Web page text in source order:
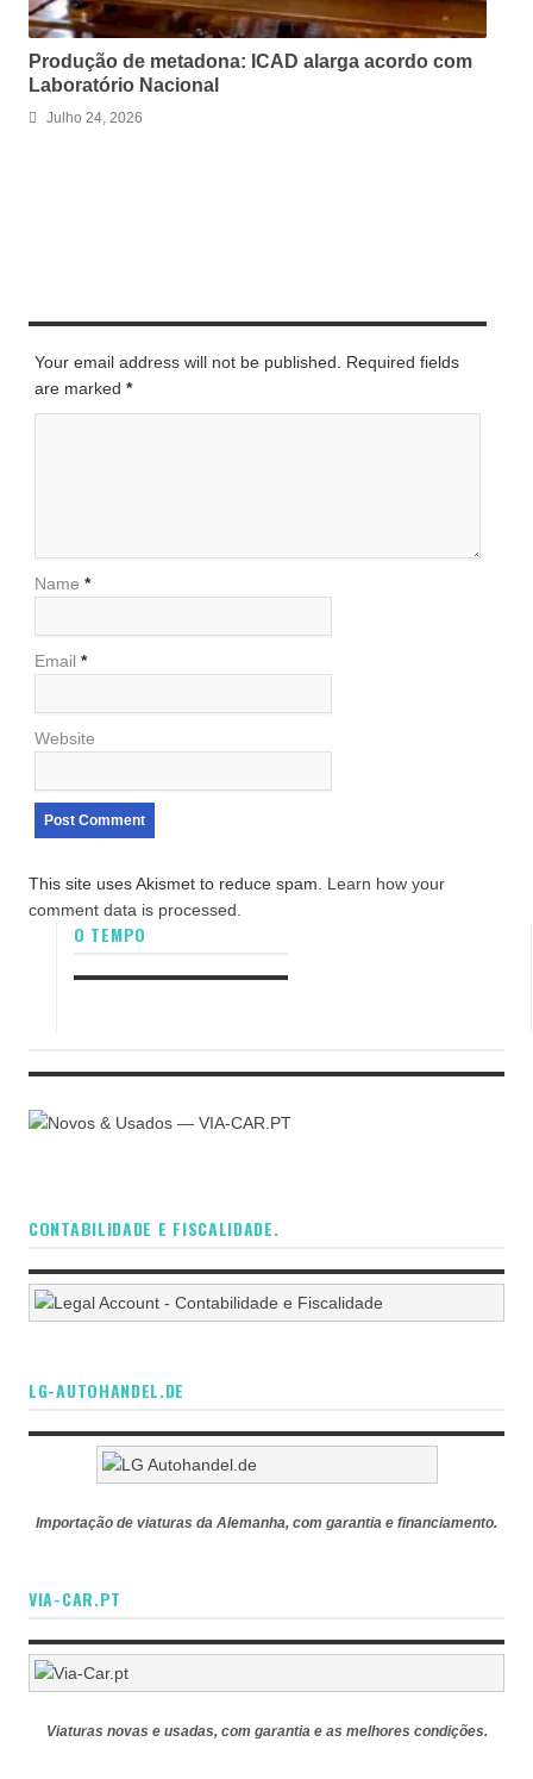
Produção de metadona: ICAD alarga acordo com
Laboratório Nacional
Julho 24, 2026
Your email address will not be published. Required fields
are marked *
Name *
Email *
Website
This site uses Akismet to reduce spam. Learn how your
comment data is processed.
O TEMPO
CONTABILIDADE E FISCALIDADE.
LG-AUTOHANDEL.DE
Importação de viaturas da Alemanha, com garantia e financiamento.
VIA-CAR.PT
Viaturas novas e usadas, com garantia e as melhores condições.